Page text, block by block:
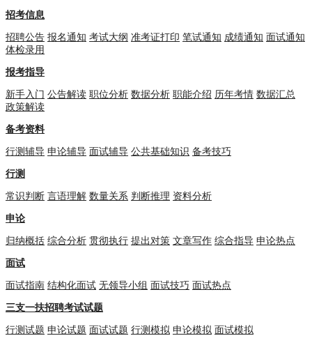
招考信息
招聘公告 报名通知 考试大纲 准考证打印 笔试通知 成绩通知 面试通知
体检录用
报考指导
新手入门 公告解读 职位分析 数据分析 职能介绍 历年考情 数据汇总
政策解读
备考资料
行测辅导 申论辅导 面试辅导 公共基础知识 备考技巧
行测
常识判断 言语理解 数量关系 判断推理 资料分析
申论
归纳概括 综合分析 贯彻执行 提出对策 文章写作 综合指导 申论热点
面试
面试指南 结构化面试 无领导小组 面试技巧 面试热点
三支一扶招聘考试试题
行测试题 申论试题 面试试题 行测模拟 申论模拟 面试模拟